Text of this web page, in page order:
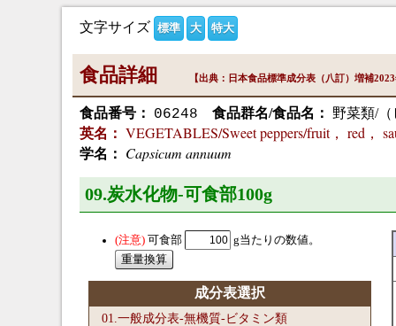
文字サイズ 標準 大 特大
食品詳細 【出典：日本食品標準成分表（八訂）増補
食品番号： 06248 食品群名/食品名：
野菜類/
英名： VEGETABLES/Sweet peppers/fruit， red，
学名： Capsicum annuum
09.炭水化物-可食部100g
可食部 g当たりの数値。
成分表選択
01.一般成分表-無機質-ビタミン類